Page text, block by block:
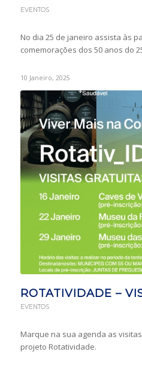
EVENTOS
No dia 25 de janeiro assista às
comemorações dos 50 anos do
10 Janeiro, 2025
ROTATIVIDADE –
EVENTOS
Marque na sua agenda as
projeto Rotatividade.